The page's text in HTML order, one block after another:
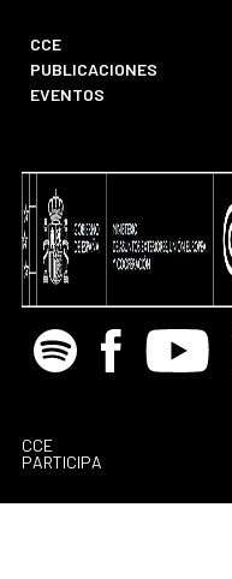
CCE
PUBLICACIONES
EVENTOS
Spotify Facebook
Youtube
CCE
PARTICIPA